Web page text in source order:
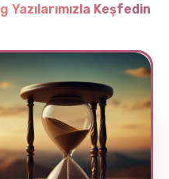
Yazılarımızla Keşfedin